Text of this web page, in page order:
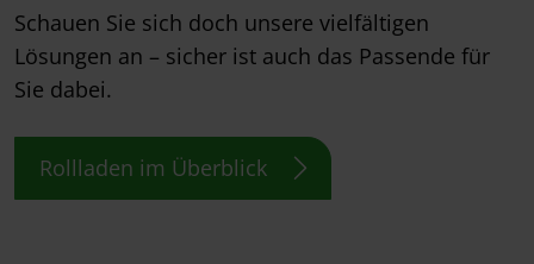
Schauen Sie sich doch unsere vielfältigen
Lösungen an – sicher ist auch das Passende für
Sie dabei.
Rollladen im Überblick